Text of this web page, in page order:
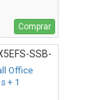
Comprar
SSB-
Office
+ 1